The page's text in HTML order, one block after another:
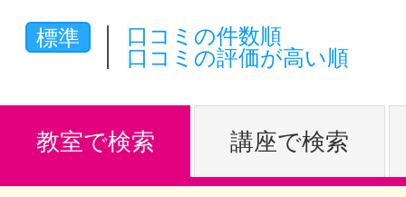
標準
口コミの件数順
口コミの評価が高い順
教室で検索 講座で検索